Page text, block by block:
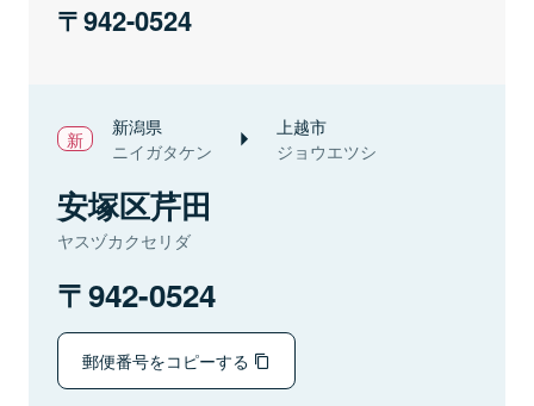
942-0524
新潟県
ニイガタケン
上越市
ジョウエツシ
安塚区芹田
ヤスヅカクセリダ
942-0524
郵便番号をコピーする